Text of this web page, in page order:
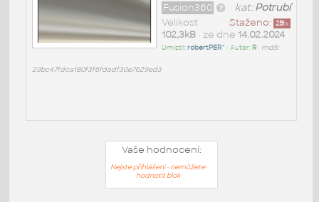
kat:Potrubí
Fusion360
Staženo: 251x
Velikost
102,3kB• ze dne 14.02.2024
Umístil:robertPER^ • Autor: R• md5:
29bc47fdca180f3f6fdadf30e7629ed3
Vaše hodnocení:
Nejste přihlášeni - nemůžete
hodnotit blok